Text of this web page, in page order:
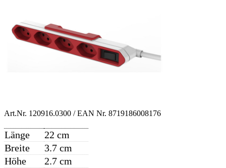
Art.Nr. 120916.0300 / EAN Nr. 8719186008176
Länge
22 cm
Breite
3.7 cm
Höhe
2.7 cm